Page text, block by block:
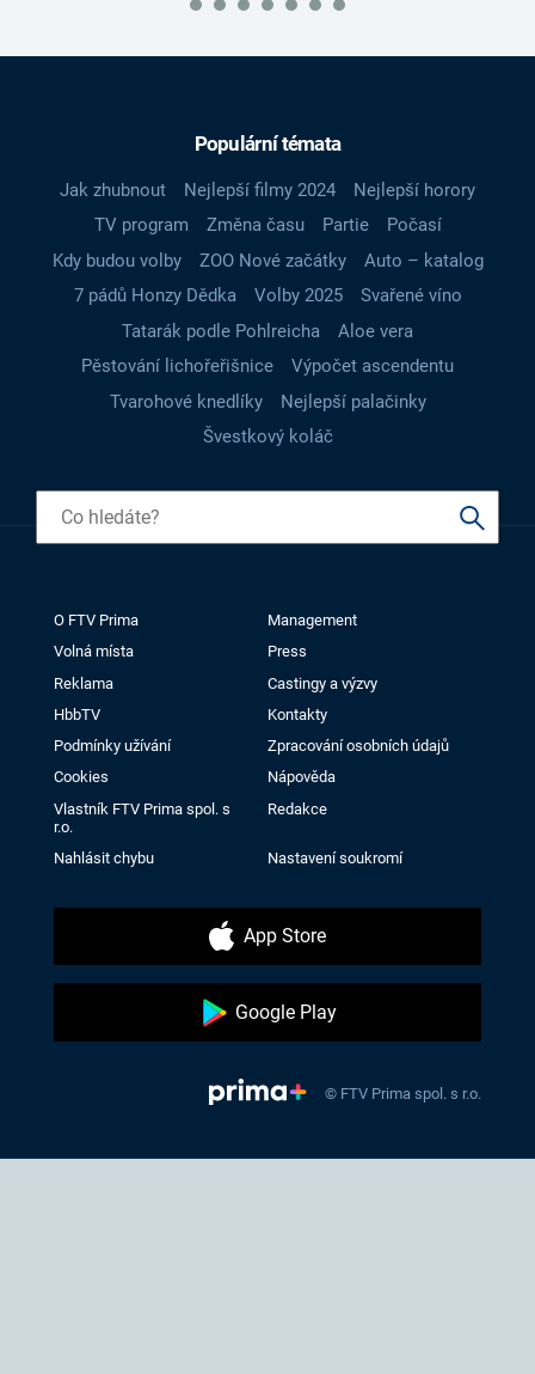
Populární témata
Jak zhubnout Nejlepší filmy 2024
Nejlepší horory
TV program
Změna času Partie
Počasí
Kdy budou volby
ZOO Nové začátky
Auto – katalog
7 pádů Honzy Dědka
Volby 2025
Svařené víno
Tatarák podle Pohlreicha
Aloe vera
Pěstování lichořeřišnice
Výpočet ascendentu
Tvarohové knedlíky
Nejlepší palačinky
Švestkový koláč
O FTV Prima
Management
Volná místa
Press
Reklama
Castingy a výzvy
HbbTV
Kontakty
Podmínky užívání
Zpracování osobních údajů
Cookies
Nápověda
Vlastník FTV Prima spol. s
r.o.
Redakce
Nahlásit chybu Nastavení soukromí
App Store
Google Play
© FTV Prima spol. s r.o.